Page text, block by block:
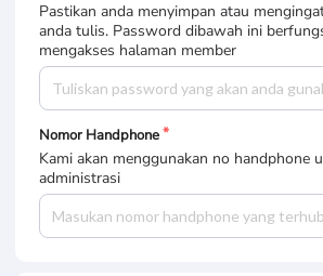
Pastikan anda menyimpan atau
anda tulis. Password dibawah ini
mengakses halaman member
Nomor Handphone
Kami akan menggunakan no handphone
administrasi